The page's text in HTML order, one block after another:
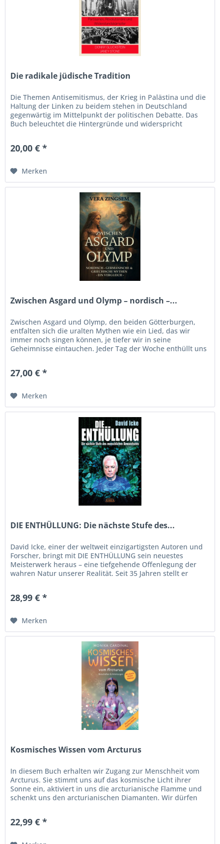
Die radikale jüdische Tradition
Die Themen Antisemitismus, der Krieg in Palästina und die
Haltung der Linken zu beidem stehen in Deutschland
gegenwärtig im Mittelpunkt der politischen Debatte. Das
Buch beleuchtet die Hintergründe und widerspricht
20,00 € *
Merken
Zwischen Asgard und Olymp – nordisch –...
Zwischen Asgard und Olymp, den beiden Götterburgen,
entfalten sich die uralten Mythen wie ein Lied, das wir
immer noch singen können, je tiefer wir in seine
Geheimnisse eintauchen. Jeder Tag der Woche enthüllt uns
27,00 € *
Merken
DIE ENTHÜLLUNG: Die nächste Stufe des...
David Icke, einer der weltweit einzigartigsten Autoren und
Forscher, bringt mit DIE ENTHÜLLUNG sein neuestes
Meisterwerk heraus – eine tiefgehende Offenlegung der
wahren Natur unserer Realität. Seit 35 Jahren stellt er
28,99 € *
Merken
Kosmisches Wissen vom Arcturus
In diesem Buch erhalten wir Zugang zur Menschheit vom
Arcturus. Sie stimmt uns auf das kosmische Licht ihrer
Sonne ein, aktiviert in uns die arcturianische Flamme und
schenkt uns den arcturianischen Diamanten. Wir dürfen
22,99 € *